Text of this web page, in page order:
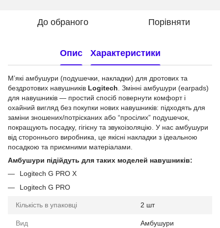
До обраного Порівняти
Опис Характеристики
Мʼякі амбушури (подушечки, накладки) для дротових та
бездротових навушників Logitech . Змінні амбушури (earpads)
для навушників — простий спосіб повернути комфорт і
охайний вигляд без покупки нових навушників: підходять для
заміни зношених/потрісканих або “просілих” подушечок,
покращують посадку, гігієну та звукоізоляцію. У нас амбушури
від стороннього виробника, це якісні накладки з ідеальною
посадкою та приємними матеріалами.
Амбушури підійдуть для таких моделей навушників:
Logitech G PRO X
Logitech G PRO
Кількість в упаковці 2 шт
Вид Амбушури